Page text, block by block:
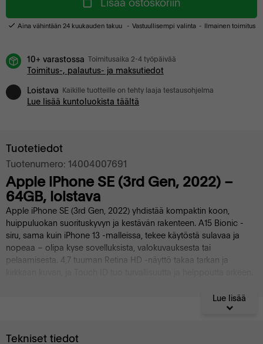
Aina vähintään 24 kuukauden takuu Vastuullisempi valinta Ilmainen toimitus
10+ varastossa Toimitusaika 2-4 työpäivää
Toimitus-, palautus- ja maksutiedot
Loistava Kaikille tuotteille on tehty laaja testausohjelma
Lue lisää kuntoluokista täältä
Tuotetiedot
Tuotenumero: 14004007691
Apple iPhone SE (3rd Gen, 2022) –
64GB, loistava
Apple iPhone SE (3rd Gen, 2022) yhdistää kompaktin koon,
huippuluokan suorituskyvyn ja kestävän rakenteen. A15 Bionic -
siru, sama kuin iPhone 13 -malleissa, tekee käytöstä sulavaa ja
nopeaa – olipa kyse sovelluksista, valokuvauksesta tai
pelaamisesta. 4,7 tuuman Retina HD -näyttö takaa tarkan ja
- Suoritin: Apple A15 Bionic – sama tehokas siru kuin iPhone 13 -
kuville
Lue lisää
Tekniset tiedot